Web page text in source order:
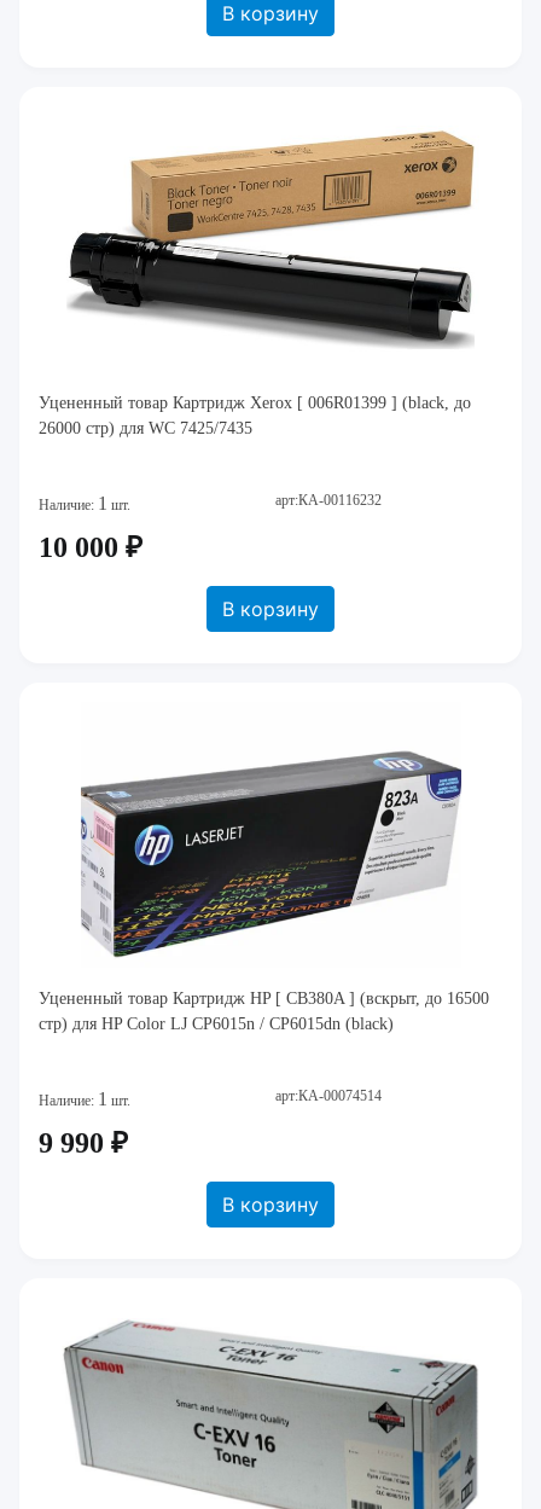
В корзину
Уцененный товар Картридж Xerox [ 006R01399 ] (black, до
26000 стр) для WC 7425/7435
Наличие: 1 шт. арт:КА-00116232
10 000 ₽
В корзину
Уцененный товар Картридж HP [ CB380A ] (вскрыт, до 16500
стр) для HP Color LJ CP6015n / CP6015dn (black)
Наличие: 1 шт. арт:КА-00074514
9 990 ₽
В корзину